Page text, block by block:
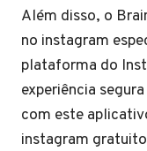
Além disso, o
no instagram
plataforma do
experiência
com este
instagram